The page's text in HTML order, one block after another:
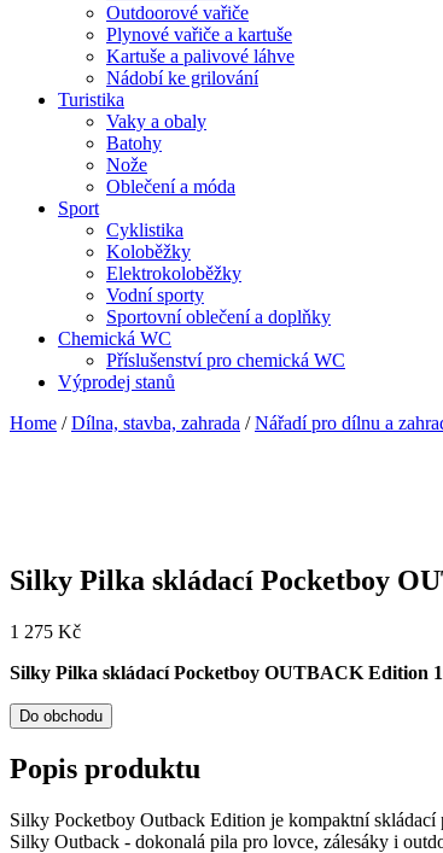
Outdoorové vařiče
Plynové vařiče a kartuše
Kartuše a palivové láhve
Nádobí ke grilování
Turistika
Vaky a obaly
Batohy
Nože
Oblečení a móda
Sport
Cyklistika
Koloběžky
Elektrokoloběžky
Vodní sporty
Sportovní oblečení a doplňky
Chemická WC
Příslušenství pro chemická WC
Výprodej stanů
Home /Dílna, stavba, zahrada /Nářadí pro dílnu a
Silky Pilka skládací Pocketboy
1 275 Kč
Silky Pilka skládací Pocketboy OUTBACK Edition
Do obchodu
Popis produktu
Silky Pocketboy Outback Edition je kompaktní
Silky Outback - dokonalá pila pro lovce, zálesáky i